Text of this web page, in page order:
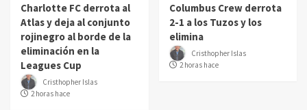
Charlotte FC derrota al
Atlas y deja al conjunto
rojinegro al borde de la
eliminación en la
Leagues Cup
Cristhopher Islas
2 horas hace
Columbus Crew derrota
2-1 a los Tuzos y los
elimina
Cristhopher Islas
2 horas hace